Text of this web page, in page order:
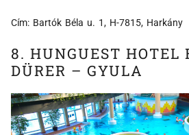
Cím: Bartók Béla u. 1, H-7815, Harkány
8. HUNGUEST HOTEL
DÜRER – GYULA